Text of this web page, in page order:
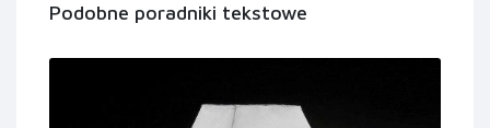
Podobne poradniki tekstowe